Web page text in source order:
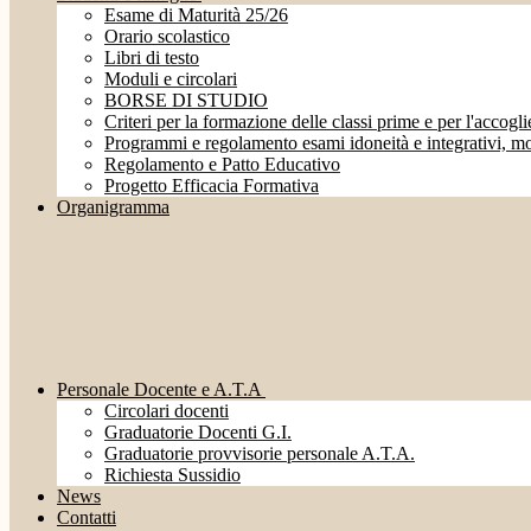
Esame di Maturità 25/26
Orario scolastico
Libri di testo
Moduli e circolari
BORSE DI STUDIO
Criteri per la formazione delle classi prime e per
Programmi e regolamento esami idoneità e integrativi,
Regolamento e Patto Educativo
Progetto Efficacia Formativa
Organigramma
Personale Docente e A.T.A
Circolari docenti
Graduatorie Docenti G.I.
Graduatorie provvisorie personale A.T.A.
Richiesta Sussidio
News
Contatti